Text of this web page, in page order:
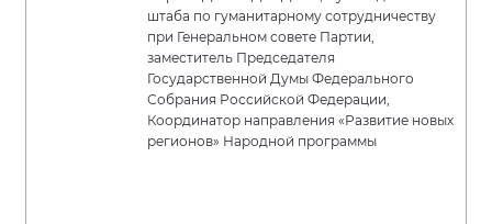
штаба по гуманитарному сотрудничеству
при Генеральном совете Партии,
заместитель Председателя
Государственной Думы Федерального
Собрания Российской Федерации,
Координатор направления «Развитие новых
регионов» Народной программы